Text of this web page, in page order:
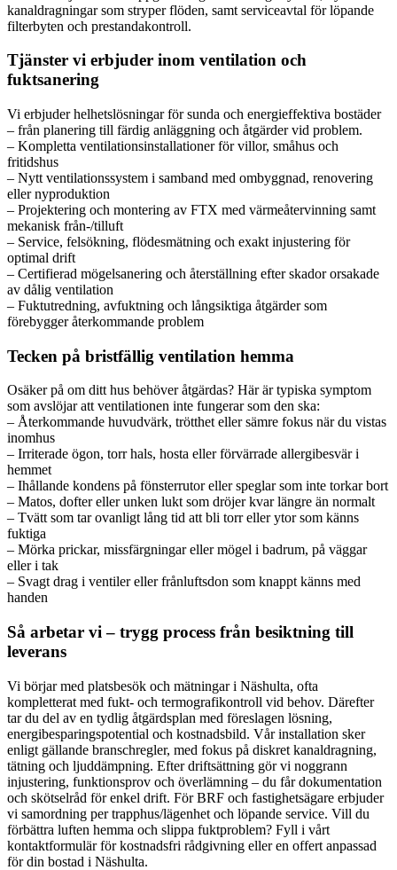
kanaldragningar som stryper flöden, samt serviceavtal för löpande
filterbyten och prestandakontroll.
Tjänster vi erbjuder inom ventilation och
fuktsanering
Vi erbjuder helhetslösningar för sunda och energieffektiva bostäder
– från planering till färdig anläggning och åtgärder vid problem.
– Kompletta ventilationsinstallationer för villor, småhus och
fritidshus
– Nytt ventilationssystem i samband med ombyggnad, renovering
eller nyproduktion
– Projektering och montering av FTX med värmeåtervinning samt
mekanisk från-/tilluft
– Service, felsökning, flödesmätning och exakt injustering för
optimal drift
– Certifierad mögelsanering och återställning efter skador orsakade
av dålig ventilation
– Fuktutredning, avfuktning och långsiktiga åtgärder som
förebygger återkommande problem
Tecken på bristfällig ventilation hemma
Osäker på om ditt hus behöver åtgärdas? Här är typiska symptom
som avslöjar att ventilationen inte fungerar som den ska:
– Återkommande huvudvärk, trötthet eller sämre fokus när du vistas
inomhus
– Irriterade ögon, torr hals, hosta eller förvärrade allergibesvär i
hemmet
– Ihållande kondens på fönsterrutor eller speglar som inte torkar bort
– Matos, dofter eller unken lukt som dröjer kvar längre än normalt
– Tvätt som tar ovanligt lång tid att bli torr eller ytor som känns
fuktiga
– Mörka prickar, missfärgningar eller mögel i badrum, på väggar
eller i tak
– Svagt drag i ventiler eller frånluftsdon som knappt känns med
handen
Så arbetar vi – trygg process från besiktning till
leverans
Vi börjar med platsbesök och mätningar i Näshulta, ofta
kompletterat med fukt- och termografikontroll vid behov. Därefter
tar du del av en tydlig åtgärdsplan med föreslagen lösning,
energibesparingspotential och kostnadsbild. Vår installation sker
enligt gällande branschregler, med fokus på diskret kanaldragning,
tätning och ljuddämpning. Efter driftsättning gör vi noggrann
injustering, funktionsprov och överlämning – du får dokumentation
och skötselråd för enkel drift. För BRF och fastighetsägare erbjuder
vi samordning per trapphus/lägenhet och löpande service. Vill du
förbättra luften hemma och slippa fuktproblem? Fyll i vårt
kontaktformulär för kostnadsfri rådgivning eller en offert anpassad
för din bostad i Näshulta.